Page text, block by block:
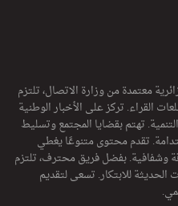
معتمدة من وزارة الاتصال، تلتزم
تركز على الأخبار الوطنية
تهتم بقضايا المجتمع وتسليط
تقدم محتوى متنوعًا يغطي
وشفافية. بفضل فريق محترف، تلتزم
الحديثة للابتكار. تسعى لتقديم